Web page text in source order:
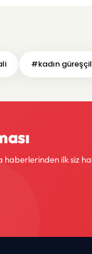
#kadın
haberlerinden ilk siz